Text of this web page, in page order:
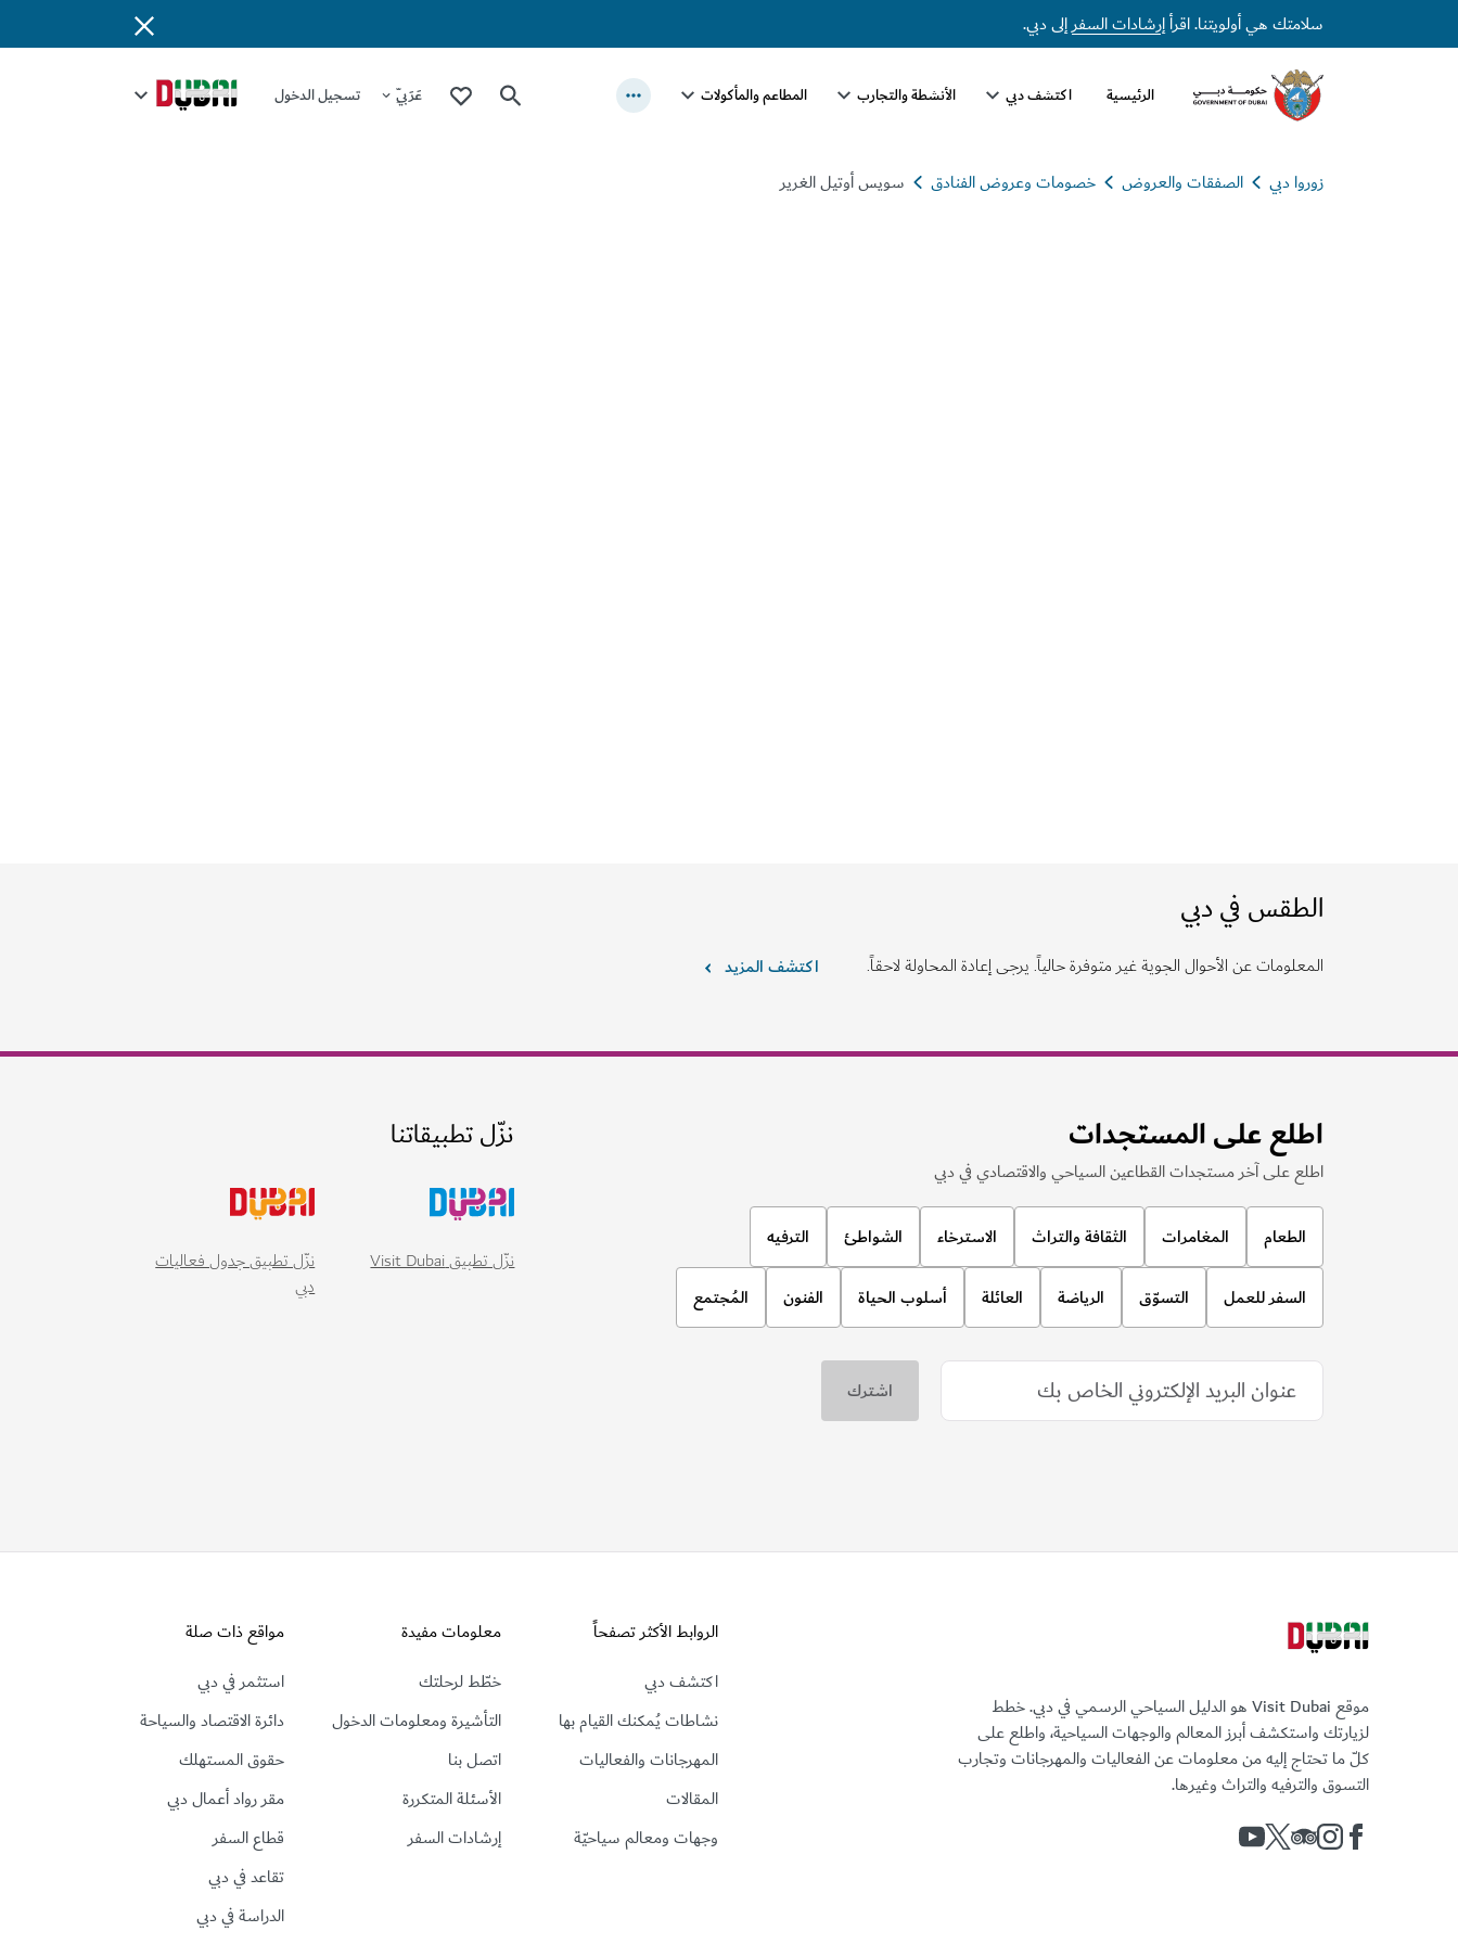
سلامتك هي أولويتنا. اقرأإرشادات السفرإلى دبي.
الرئيسية اكتشف دبي الأنشطة والتجارب المطاعم والمأكولات عَرَبِيّ تسجيل الدخول
زوروا دبي الصفقات والعروض خصومات وعروض الفنادق سويس أوتيل الغرير
الطقس في دبي
المعلومات عن الأحوال الجوية غير متوفرة حالياً. يرجى إعادة المحاولة لاحقاً. اكتشف المزيد
اطلع على المستجدات
اطلع على آخر مستجدات القطاعين السياحي والاقتصادي في دبي
الطعام المغامرات الثقافة والتراث الاسترخاء الشواطئ الترفيه
السفر للعمل التسوّق الرياضة العائلة أسلوب الحياة الفنون المُجتمع
نزّل تطبيقاتنا
نزّل تطبيق Visit Dubai
نزّل تطبيق جدول فعاليات
دبي
موقع Visit Dubai هو الدليل السياحي الرسمي في دبي. خطط
لزيارتك واستكشف أبرز المعالم والوجهات السياحية، واطلع على
كلّ ما تحتاج إليه من معلومات عن الفعاليات والمهرجانات وتجارب
التسوق والترفيه والتراث وغيرها.
الروابط الأكثر تصفحاً
اكتشف دبي
نشاطات يُمكنك القيام بها
المهرجانات والفعاليات
المقالات
وجهات ومعالم سياحيّة
معلومات مفيدة
خطّط لرحلتك
التأشيرة ومعلومات الدخول
اتصل بنا
الأسئلة المتكررة
إرشادات السفر
مواقع ذات صلة
استثمر في دبي
دائرة الاقتصاد والسياحة
حقوق المستهلك
مقر رواد أعمال دبي
قطاع السفر
تقاعد في دبي
الدراسة في دبي